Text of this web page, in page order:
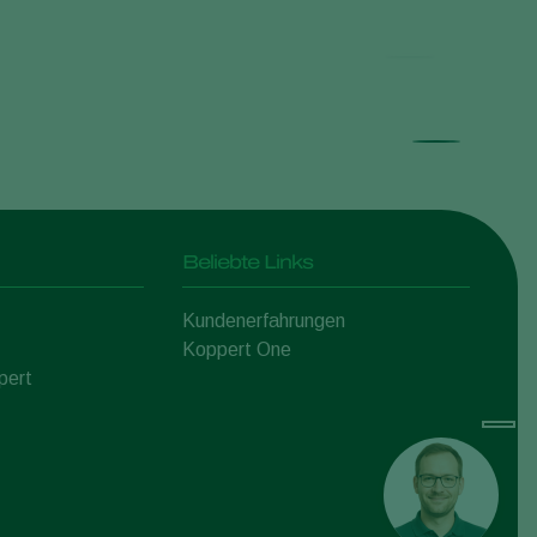
Beliebte Links
Kundenerfahrungen
Koppert One